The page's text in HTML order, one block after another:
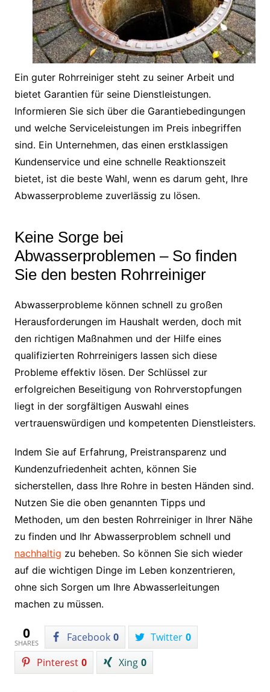
Ein guter Rohrreiniger steht zu seiner Arbeit und
bietet Garantien für seine Dienstleistungen.
Informieren Sie sich über die Garantiebedingungen
und welche Serviceleistungen im Preis inbegriffen
sind. Ein Unternehmen, das einen erstklassigen
Kundenservice und eine schnelle Reaktionszeit
bietet, ist die beste Wahl, wenn es darum geht, Ihre
Abwasserprobleme zuverlässig zu lösen.
Keine Sorge bei
Abwasserproblemen – So finden
Sie den besten Rohrreiniger
Abwasserprobleme können schnell zu großen
Herausforderungen im Haushalt werden, doch mit
den richtigen Maßnahmen und der Hilfe eines
qualifizierten Rohrreinigers lassen sich diese
Probleme effektiv lösen. Der Schlüssel zur
erfolgreichen Beseitigung von Rohrverstopfungen
liegt in der sorgfältigen Auswahl eines
vertrauenswürdigen und kompetenten Dienstleisters.
Indem Sie auf Erfahrung, Preistransparenz und
Kundenzufriedenheit achten, können Sie
sicherstellen, dass Ihre Rohre in besten Händen sind.
Nutzen Sie die oben genannten Tipps und
Methoden, um den besten Rohrreiniger in Ihrer Nähe
zu finden und Ihr Abwasserproblem schnell und
nachhaltig zu beheben. So können Sie sich wieder
auf die wichtigen Dinge im Leben konzentrieren,
ohne sich Sorgen um Ihre Abwasserleitungen
machen zu müssen.
0
SHARES Facebook 0 Twitter 0
Pinterest 0 Xing 0